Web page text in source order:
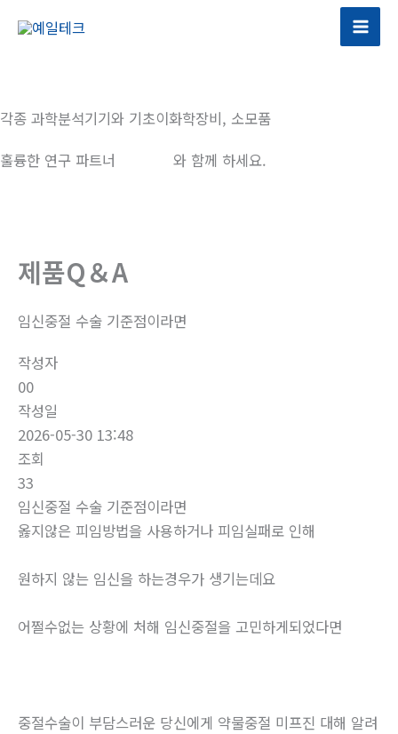
건
너
뛰
각종 과학분석기기와 기초이화학장비, 소모품
훌륭한 연구 파트너
와 함께 하세요.
제품Q＆A
임신중절 수술 기준점이라면
작성자
00
작성일
2026-05-30 13:48
조회
33
임신중절 수술 기준점이라면
옳지않은 피임방법을 사용하거나 피임실패로 인해
원하지 않는 임신을 하는경우가 생기는데요
어쩔수없는 상황에 처해 임신중절을 고민하게되었다면
중절수술이 부담스러운 당신에게 약물중절 미프진 대해 알려